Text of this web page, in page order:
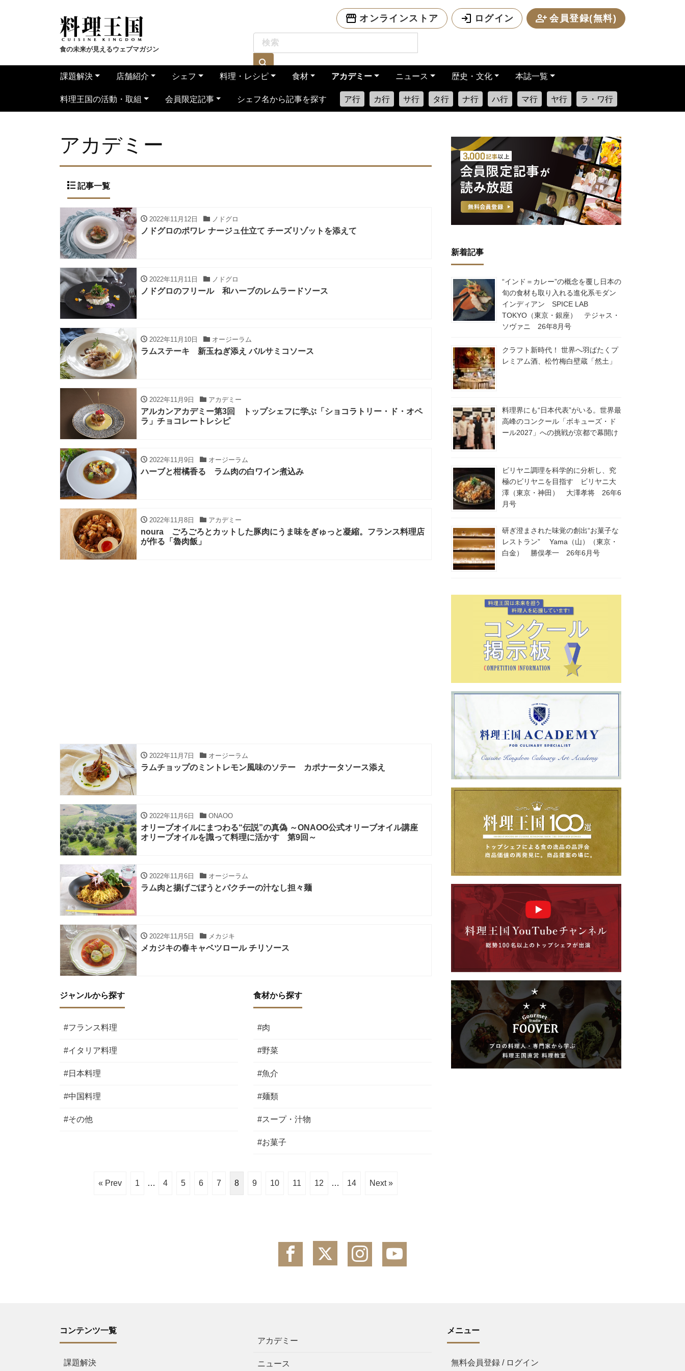
食の未来が見えるウェブマガジン
オンラインストア ログイン 会員登録(無料)
課題解決 店舗紹介 シェフ 料理・レシピ 食材 アカデミー ニュース 歴史・文化 本誌一覧
料理王国の活動・取組 会員限定記事 シェフ名から記事を探す ア行 カ行 サ行 タ行 ナ行 ハ行 マ行 ヤ行 ラ・ワ行
アカデミー
記事一覧
2022年11月12日 ノドグロ
ノドグロのポワレ ナージュ仕立て チーズリゾットを添えて
2022年11月11日 ノドグロ
ノドグロのフリール 和ハーブのレムラードソース
2022年11月10日 オージーラム
ラムステーキ 新玉ねぎ添え バルサミコソース
2022年11月9日 アカデミー
アルカンアカデミー第3回 トップシェフに学ぶ「ショコラトリー・ド・オペ
ラ」チョコレートレシピ
2022年11月9日 オージーラム
ハーブと柑橘香る ラム肉の白ワイン煮込み
2022年11月8日 アカデミー
noura ごろごろとカットした豚肉にうま味をぎゅっと凝縮。フランス料理店
が作る「魯肉飯」
2022年11月7日 オージーラム
ラムチョップのミントレモン風味のソテー カポナータソース添え
2022年11月6日 ONAOO
オリーブオイルにまつわる“伝説”の真偽 ～ONAOO公式オリーブオイル講座
オリーブオイルを識って料理に活かす 第9回～
2022年11月6日 オージーラム
ラム肉と揚げごぼうとパクチーの汁なし担々麺
2022年11月5日 メカジキ
メカジキの春キャベツロール チリソース
ジャンルから探す
#フランス料理
#イタリア料理
#日本料理
#中国料理
#その他
食材から探す
#肉
#野菜
#魚介
#麺類
#スープ・汁物
#お菓子
« Prev 1 … 4 5 6 7 8 9 10 11 12 … 14 Next »
新着記事
“インド＝カレー”の概念を覆し日本の
旬の食材も取り入れる進化系モダン
インディアン SPICE LAB
TOKYO（東京・銀座） テジャス・
ソヴァニ 26年8月号
クラフト新時代！ 世界へ羽ばたくプ
レミアム酒、松竹梅白壁蔵「然土」
料理界にも“日本代表”がいる。世界最
高峰のコンクール「ボキューズ・ド
ール2027」への挑戦が京都で幕開け
ビリヤニ調理を科学的に分析し、究
極のビリヤニを目指す ビリヤニ大
澤（東京・神田） 大澤孝将 26年6
月号
研ぎ澄まされた味覚の創出“お菓子な
レストラン” Yama（山）（東京・
白金） 勝俣孝一 26年6月号
コンテンツ一覧
課題解決
アカデミー
ニュース
メニュー
無料会員登録 / ログイン